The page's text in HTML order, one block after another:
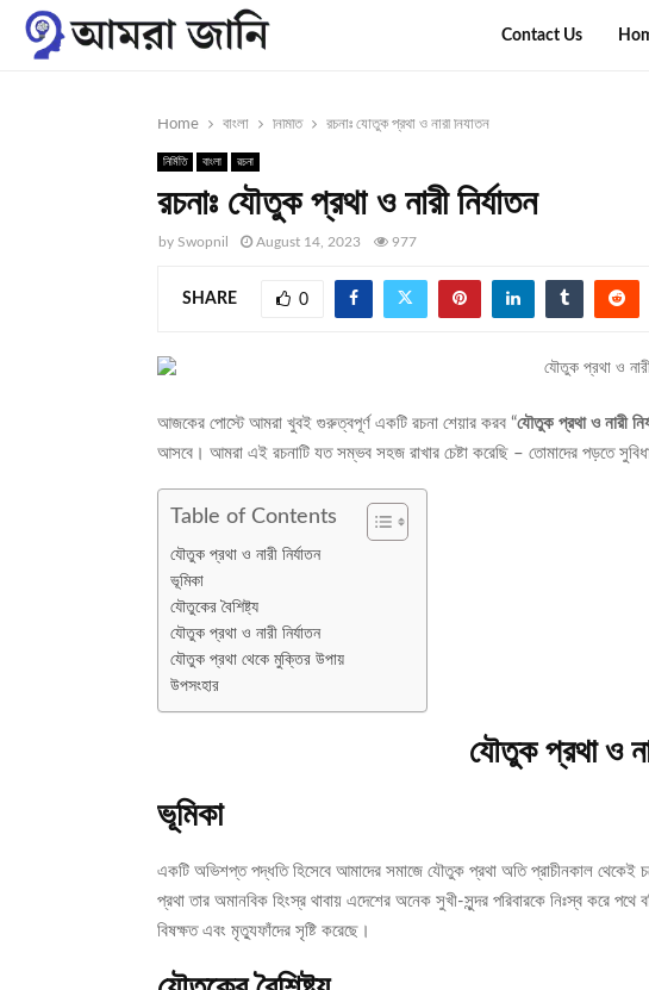
Contact Us
Home বাংলা নির্মিতি রচনাঃ যৌতুক প্রথা ও নারী নির্যাতন
নির্মিতি বাংলা রচনা
রচনাঃ যৌতুক প্রথা ও নারী নির্যাতন
by Swopnil August 14, 2023 977
SHARE 0
আজকের পোস্টে আমরা খুবই গুরুত্বপূর্ণ একটি রচনা শেয়ার করব “যৌতুক প্রথা ও নারী
আসবে। আমরা এই রচনাটি যত সম্ভব সহজ রাখার চেষ্টা করেছি – তোমাদের পড়তে
Table of Contents
যৌতুক প্রথা ও নারী নির্যাতন
ভূমিকা
যৌতুকের বৈশিষ্ট্য
যৌতুক প্রথা ও নারী নির্যাতন
যৌতুক প্রথা থেকে মুক্তির উপায়
উপসংহার
যৌতুক প্রথা ও
ভূমিকা
একটি অভিশপ্ত পদ্ধতি হিসেবে আমাদের সমাজে যৌতুক প্রথা অতি প্রাচীনকাল
প্রথা তার অমানবিক হিংস্র থাবায় এদেশের অনেক সুখী-সুন্দর পরিবারকে নিঃস্ব করে
বিষক্ষত এবং মৃত্যুফাঁদের সৃষ্টি করেছে।